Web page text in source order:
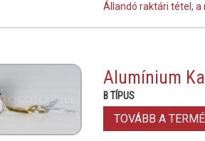
Állandó raktári tétel,
Alumínium
B TÍPUS
TOVÁBB A